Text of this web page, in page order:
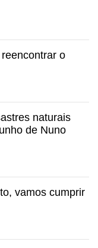
o
naturais
de Nuno
vamos cumprir